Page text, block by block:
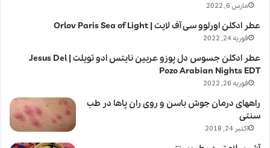
مارس 6, 2022
عطر ادکلن اورلوو سی آف لایت | Orlov Paris Sea of Light
فوریه 24, 2022
عطر ادکلن جسوس دل پوزو عربین نایتس ادو تویلت | Jesus Del
Pozo Arabian Nights EDT
فوریه 26, 2022
راههای درمان جوش باسن و روی ران پاها در طب
سنتی
اکتبر 24, 2018